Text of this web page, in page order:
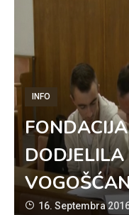
INFO
16. Septembra